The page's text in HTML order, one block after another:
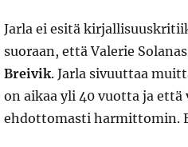
Jarla ei esitä
suoraan, että Valerie
Breivik. Jarla sivuuttaa
on aikaa yli 40 vuotta ja että
ehdottomasti harmittomin.